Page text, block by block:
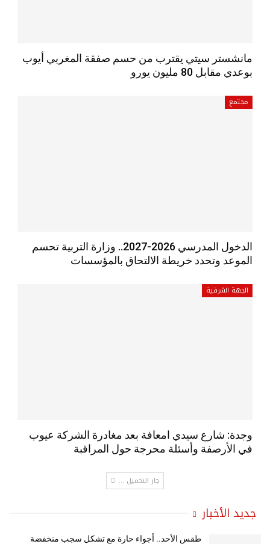
مانشستر سيتي يقترب من حسم صفقة المغربي أيوب
بوعدي مقابل 80 مليون يورو
مجتمع
الدخول المدرسي 2026-2027.. وزارة التربية تحسم
الموعد وتحدد خريطة الالتحاق بالمؤسسات
الجهة الشرقية
وجدة: شارع سيدي امعافة بعد مغادرة الشركة عيوب
في الأرصفة وأسئلة محرجة حول المراقبة
جار التحميل ...
جديد الأخبار
طقس الأحد.. أجواء حارة مع تشكل سجب منخفضة